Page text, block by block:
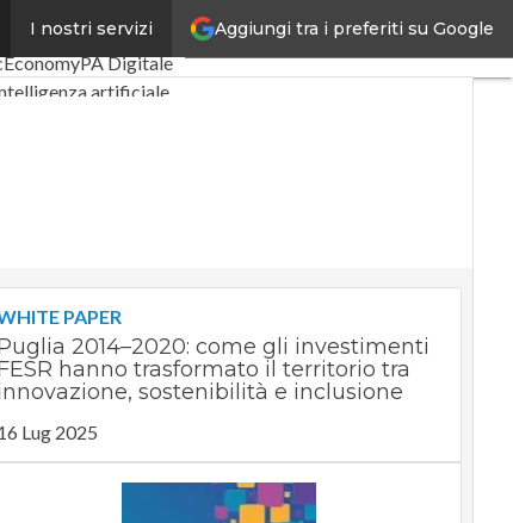
Aggiungi tra i preferiti su Google
I nostri servizi
EconomyTelco
PA Digitale
artificiale
PAPER
2014–2020: come gli investimenti
hanno trasformato il territorio tra
sostenibilità e inclusione
Lug 2025